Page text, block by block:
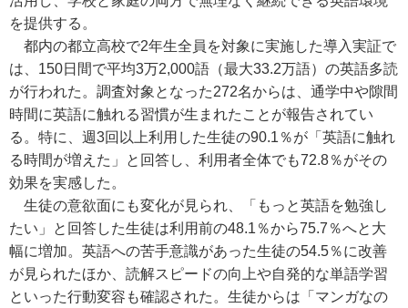
を提供する。
都内の都立高校で2年生全員を対象に実施した導入実証で
は、150日間で平均3万2,000語（最大33.2万語）の英語多読
が行われた。調査対象となった272名からは、通学中や隙間
時間に英語に触れる習慣が生まれたことが報告されてい
る。特に、週3回以上利用した生徒の90.1％が「英語に触れ
る時間が増えた」と回答し、利用者全体でも72.8％がその
効果を実感した。
生徒の意欲面にも変化が見られ、「もっと英語を勉強し
たい」と回答した生徒は利用前の48.1％から75.7％へと大
幅に増加。英語への苦手意識があった生徒の54.5％に改善
が見られたほか、読解スピードの向上や自発的な単語学習
といった行動変容も確認された。生徒からは「マンガなの